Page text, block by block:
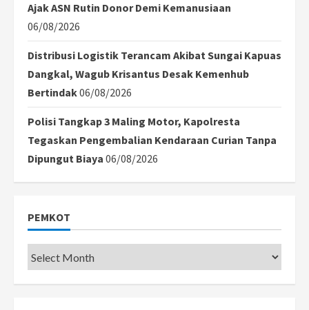
Ajak ASN Rutin Donor Demi Kemanusiaan
06/08/2026
Distribusi Logistik Terancam Akibat Sungai Kapuas
Dangkal, Wagub Krisantus Desak Kemenhub
Bertindak06/08/2026
Polisi Tangkap 3 Maling Motor, Kapolresta
Tegaskan Pengembalian Kendaraan Curian Tanpa
Dipungut Biaya 06/08/2026
PEMKOT
Pemkot